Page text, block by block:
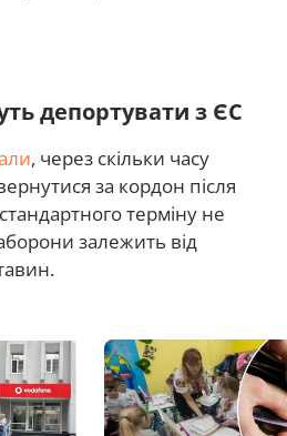
депортувати з ЄС
, через скільки часу
за кордон після
терміну не
залежить від